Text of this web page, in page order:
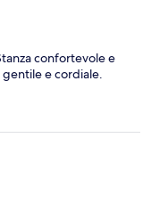
confortevole e
gentile e cordiale.